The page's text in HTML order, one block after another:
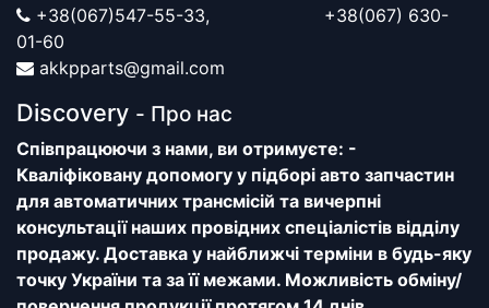
+38(067)547-55-33, +38(067) 630-
01-60
akkpparts@gmail.com
Discovery - Про нас
Співпрацюючи з нами, ви отримуєте: -
Кваліфіковану допомогу у підборі авто запчастин
для автоматичних трансмісій та вичерпні
консультації наших провідних спеціалістів відділу
продажу. Доставка у найближчі терміни в будь-яку
точку України та за її межами. Можливість обміну/